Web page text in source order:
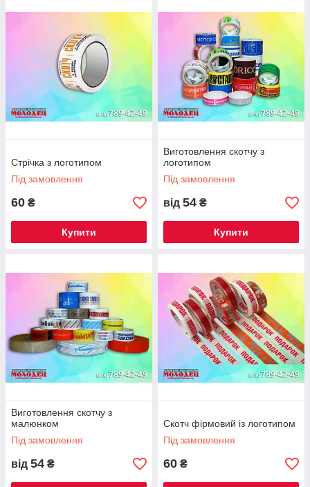
Стрічка з логотипом
Під замовлення
60 ₴
Купити
Виготовлення скотчу з
логотипом
Під замовлення
від 54 ₴
Купити
Виготовлення скотчу з
малюнком
Під замовлення
від 54 ₴
Скотч фірмовий із логотипом
Під замовлення
60 ₴